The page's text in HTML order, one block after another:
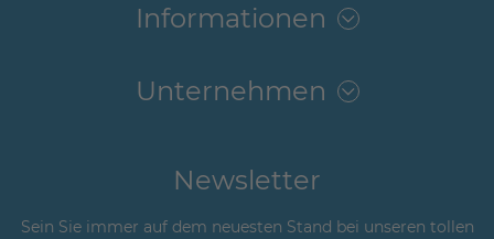
Informationen
Unternehmen
Newsletter
Sein Sie immer auf dem neuesten Stand bei unseren tollen